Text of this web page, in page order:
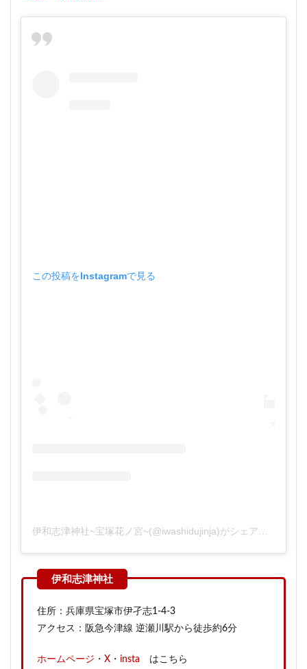
この投稿をInstagramで見る
住所：兵庫県宝塚市伊孑志1-4-3
アクセス：阪急今津線 逆瀬川駅から徒歩約6分
ホームページ ・ X ・ insta はこちら